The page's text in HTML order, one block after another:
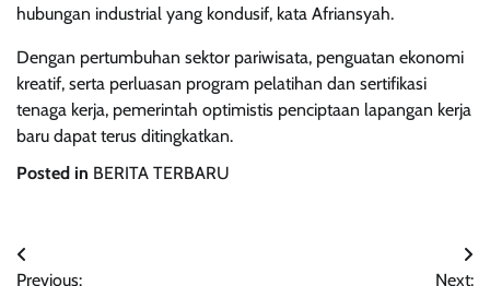
hubungan industrial yang kondusif, kata Afriansyah.
Dengan pertumbuhan sektor pariwisata, penguatan ekonomi
kreatif, serta perluasan program pelatihan dan sertifikasi
tenaga kerja, pemerintah optimistis penciptaan lapangan kerja
baru dapat terus ditingkatkan.
Posted in BERITA TERBARU
Post
Previous: Next: